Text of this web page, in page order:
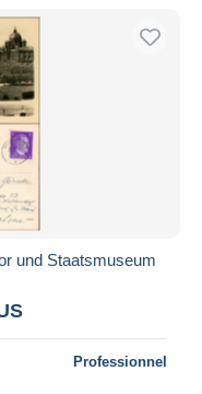
und Staatsmuseum
Professionnel